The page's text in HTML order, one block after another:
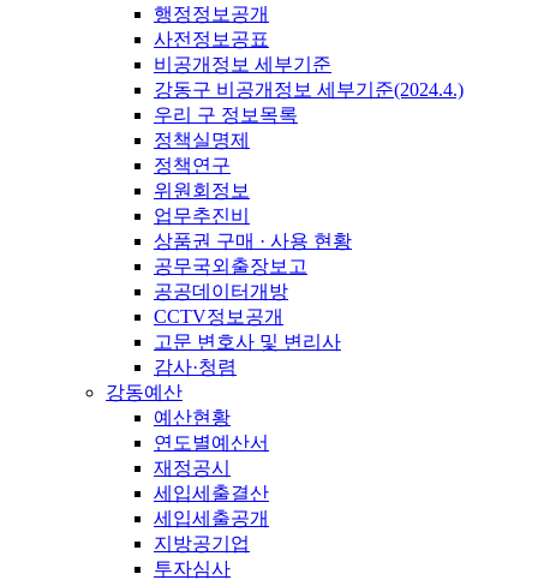
행정정보공개
사전정보공표
비공개정보 세부기준
강동구 비공개정보 세부기준(2024.4.)
우리 구 정보목록
정책실명제
정책연구
위원회정보
업무추진비
상품권 구매 · 사용 현황
공무국외출장보고
공공데이터개방
CCTV정보공개
고문 변호사 및 변리사
감사·청렴
강동예산
예산현황
연도별예산서
재정공시
세입세출결산
세입세출공개
지방공기업
투자심사